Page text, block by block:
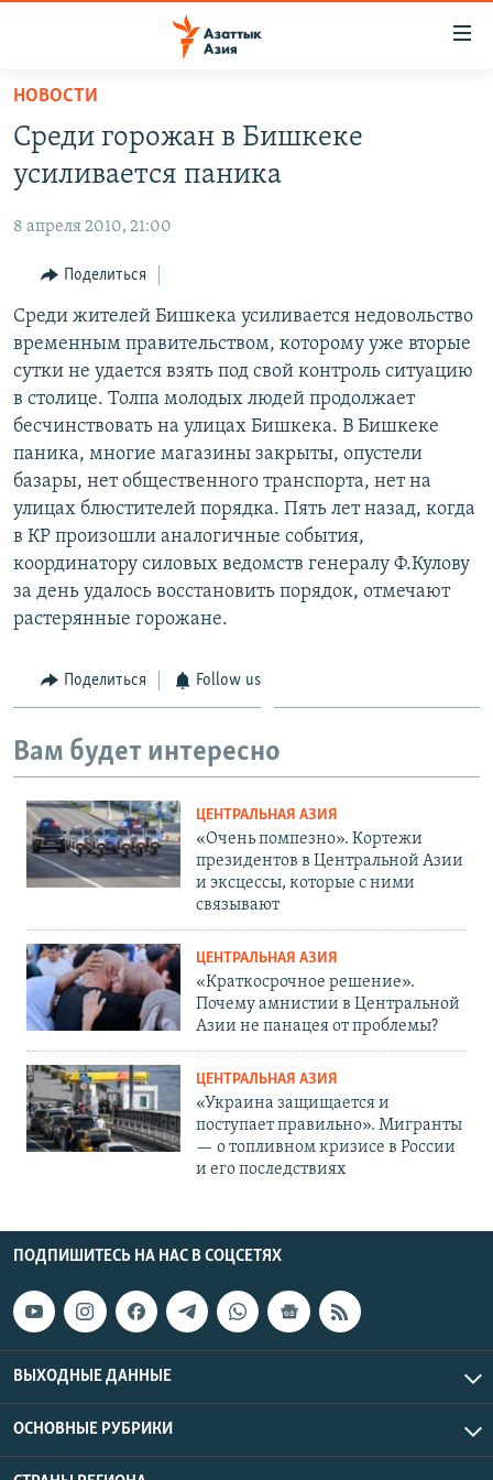
Вернуться
основному
содержанию
Вернутся
навигации
Вернутся
поиску
УЗБЕКИСТАН
ТАДЖИКИСТАН
НОВОСТИ
НА ДРУГИХ ЯЗЫКАХ
ҚАЗАҚША
КЫРГЫЗЧА
ТОҶИКӢ
TÜRKMENÇE
Все сайты РСЕ/РС
НОВОСТИ
Среди горожан в Бишкеке
усиливается паника
8 апреля 2010, 21:00
Поделиться
Среди жителей Бишкека усиливается недовольство
временным правительством, которому уже вторые
сутки не удается взять под свой контроль ситуацию
в столице. Толпа молодых людей продолжает
бесчинствовать на улицах Бишкека. В Бишкеке
паника, многие магазины закрыты, опустели
базары, нет общественного транспорта, нет на
улицах блюстителей порядка. Пять лет назад, когда
в КР произошли аналогичные события,
координатору силовых ведомств генералу Ф.Кулову
за день удалось восстановить порядок, отмечают
растерянные горожане.
Поделиться Follow us
Вам будет интересно
ЦЕНТРАЛЬНАЯ АЗИЯ
«Очень помпезно». Кортежи
президентов в Центральной Азии
и эксцессы, которые с ними
связывают
ЦЕНТРАЛЬНАЯ АЗИЯ
«Краткосрочное решение».
Почему амнистии в Центральной
Азии не панацея от проблемы?
ЦЕНТРАЛЬНАЯ АЗИЯ
«Украина защищается и
поступает правильно». Мигранты
— о топливном кризисе в России
и его последствиях
ПОДПИШИТЕСЬ НА НАС В СОЦСЕТЯХ
ВЫХОДНЫЕ ДАННЫЕ
ОСНОВНЫЕ РУБРИКИ